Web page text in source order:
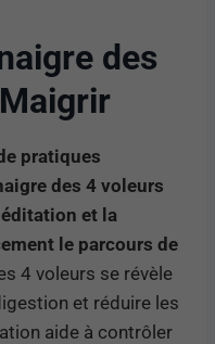
des
pratiques
des 4 voleurs
et la
le parcours de
4 voleurs se révèle
et réduire les
aide à contrôler